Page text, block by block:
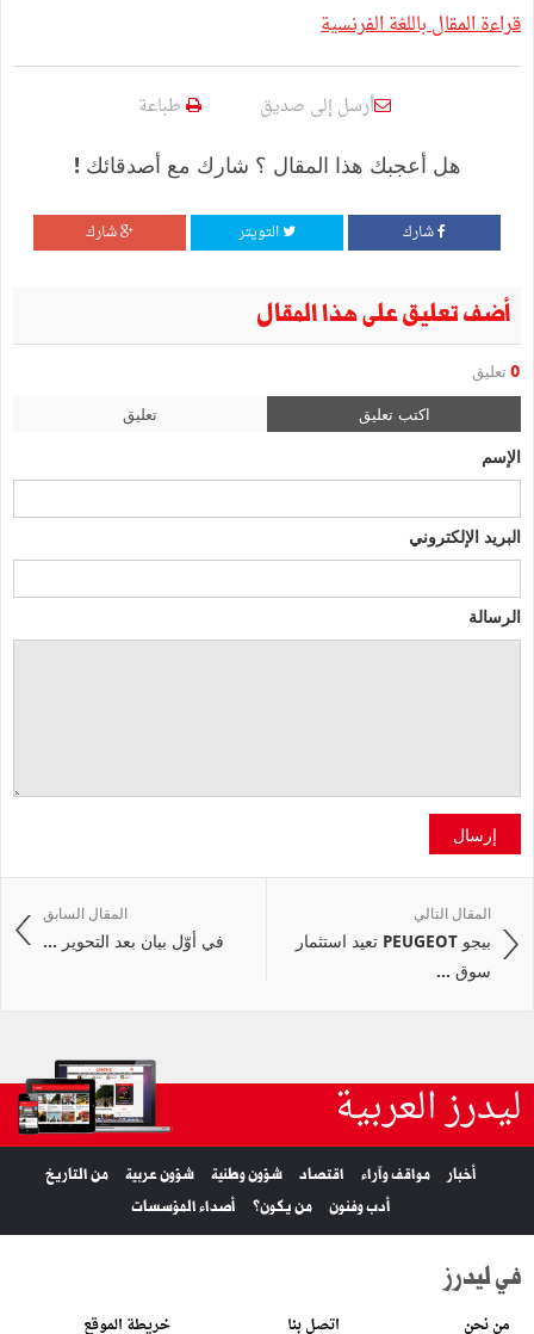
قراءة المقال باللغة الفرنسية
أرسل إلى صديق طباعة
هل أعجبك هذا المقال ؟ شارك مع أصدقائك !
شارك التويتر شارك
أضف تعليق على هذا المقال
0 تعليق
اكتب تعليق تعليق
الإسم
البريد الإلكتروني
الرسالة
إرسال
المقال السابق
في أوّل بيان بعد التحوير ...
المقال التالي
بيجو PEUGEOT تعيد استثمار
سوق ...
ليدرز العربية
أخبار مواقف وآراء اقتصاد شؤون وطنية شؤون عربية
من التاريخ
أدب وفنون
من يكون؟ أصداء المؤسسات
في ليدرز
من نحن اتصل بنا خريطة الموقع